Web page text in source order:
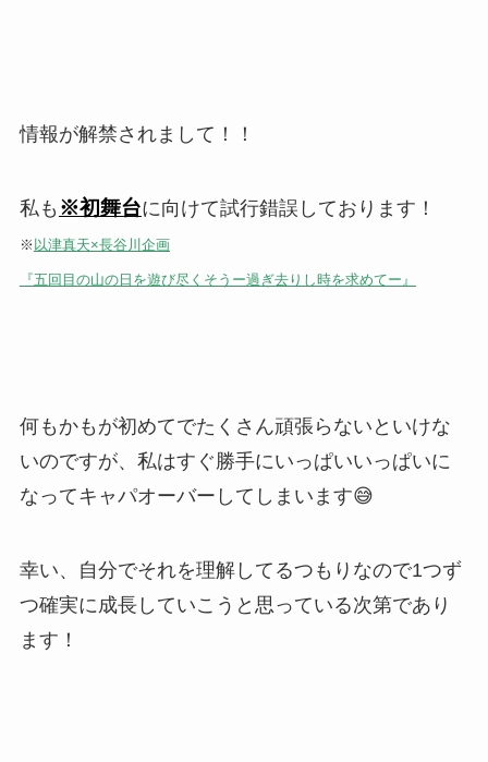
情報が解禁されまして！！
私も ※初舞台に向けて試行錯誤しております！
※ 以津真天×長谷川企画
『五回目の山の日を遊び尽くそうー過ぎ去りし時を求めてー』
何もかもが初めてでたくさん頑張らないといけな
いのですが、私はすぐ勝手にいっぱいいっぱいに
なってキャパオーバーしてしまいます😅
幸い、自分でそれを理解してるつもりなので1つず
つ確実に成長していこうと思っている次第であり
ます！